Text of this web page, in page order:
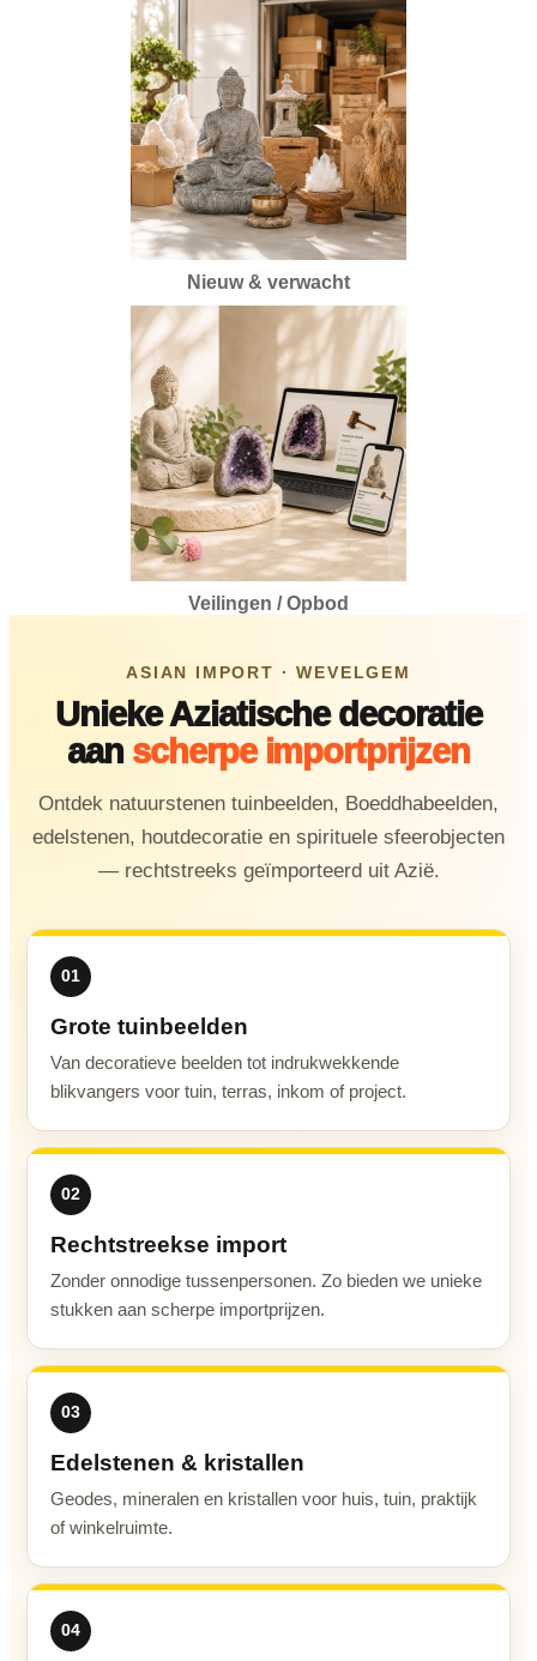
Nieuw & verwacht
Veilingen / Opbod
ASIAN IMPORT · WEVELGEM
Unieke Aziatische decoratie
aan scherpe importprijzen
Ontdek natuurstenen tuinbeelden, Boeddhabeelden,
edelstenen, houtdecoratie en spirituele sfeerobjecten
— rechtstreeks geïmporteerd uit Azië.
01
Grote tuinbeelden
Van decoratieve beelden tot indrukwekkende
blikvangers voor tuin, terras, inkom of project.
02
Rechtstreekse import
Zonder onnodige tussenpersonen. Zo bieden we unieke
stukken aan scherpe importprijzen.
03
Edelstenen & kristallen
Geodes, mineralen en kristallen voor huis, tuin, praktijk
of winkelruimte.
04